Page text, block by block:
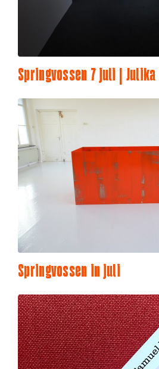
Springvossen 7 juli | Julika
Springvossen in juli